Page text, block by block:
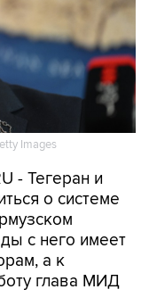
Images
- Тегеран и
с него имеет
а к
глава МИД